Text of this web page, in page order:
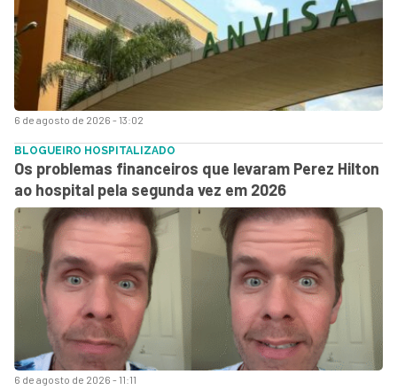
6 de agosto de 2026 - 13:02
6 de agosto de 2026 - 11:11
BLOGUEIRO HOSPITALIZADO
Os problemas financeiros que levaram Perez Hilton
ao hospital pela segunda vez em 2026